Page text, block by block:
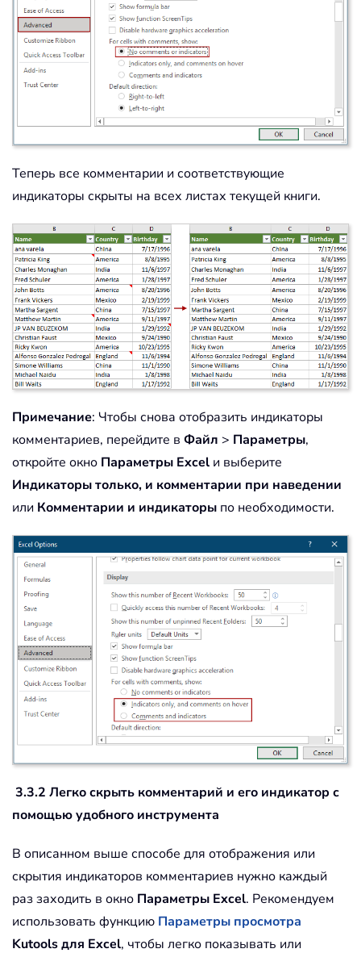
Теперь все комментарии и соответствующие
индикаторы скрыты на всех листах текущей книги.
Примечание: Чтобы снова отобразить индикаторы
комментариев, перейдите в Файл > Параметры,
откройте окно Параметры Excel и выберите
Индикаторытолько, и комментарии при наведении
или Комментарии и индикаторы по необходимости.
3.3.2 Легко скрыть комментарий и его индикатор с
помощью удобного инструмента
В описанном выше способе для отображения или
скрытия индикаторов комментариев нужно каждый
раз заходить в окно Параметры Excel. Рекомендуем
использовать функцию Параметры просмотра
Kutools для Excel, чтобы легко показывать или